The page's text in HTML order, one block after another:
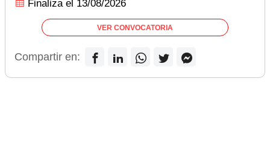
Finaliza el 13/08/2026
VER CONVOCATORIA
Compartir en: